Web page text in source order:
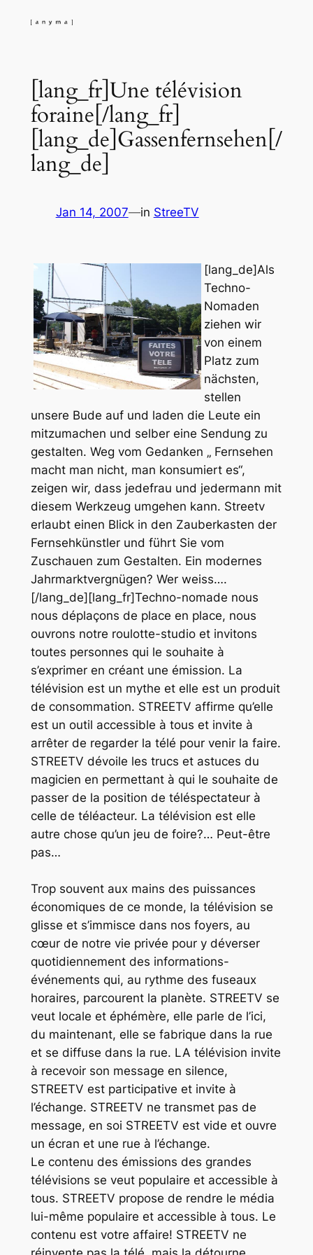
[lang_fr]Une télévision
foraine[/lang_fr]
[lang_de]Gassenfernsehen[/
lang_de]
Jan 14, 2007—in StreeTV
[lang_de]Als
Techno-
Nomaden
ziehen wir
von einem
Platz zum
nächsten,
stellen
unsere Bude auf und laden die Leute ein
mitzumachen und selber eine Sendung zu
gestalten. Weg vom Gedanken „ Fernsehen
macht man nicht, man konsumiert es“,
zeigen wir, dass jedefrau und jedermann mit
diesem Werkzeug umgehen kann. Streetv
erlaubt einen Blick in den Zauberkasten der
Fernsehkünstler und führt Sie vom
Zuschauen zum Gestalten. Ein modernes
Jahrmarktvergnügen? Wer weiss….
[/lang_de][lang_fr]Techno-nomade nous
nous déplaçons de place en place, nous
ouvrons notre roulotte-studio et invitons
toutes personnes qui le souhaite à
s’exprimer en créant une émission. La
télévision est un mythe et elle est un produit
de consommation. STREETV affirme qu’elle
est un outil accessible à tous et invite à
arrêter de regarder la télé pour venir la faire.
STREETV dévoile les trucs et astuces du
magicien en permettant à qui le souhaite de
passer de la position de téléspectateur à
celle de téléacteur. La télévision est elle
autre chose qu’un jeu de foire?… Peut-être
pas…
Trop souvent aux mains des puissances
économiques de ce monde, la télévision se
glisse et s’immisce dans nos foyers, au
cœur de notre vie privée pour y déverser
quotidiennement des informations-
événements qui, au rythme des fuseaux
horaires, parcourent la planète. STREETV se
veut locale et éphémère, elle parle de l’ici,
du maintenant, elle se fabrique dans la rue
et se diffuse dans la rue. LA télévision invite
à recevoir son message en silence,
STREETV est participative et invite à
l’échange. STREETV ne transmet pas de
message, en soi STREETV est vide et ouvre
un écran et une rue à l’échange.
Le contenu des émissions des grandes
télévisions se veut populaire et accessible à
tous. STREETV propose de rendre le média
lui-même populaire et accessible à tous. Le
contenu est votre affaire! STREETV ne